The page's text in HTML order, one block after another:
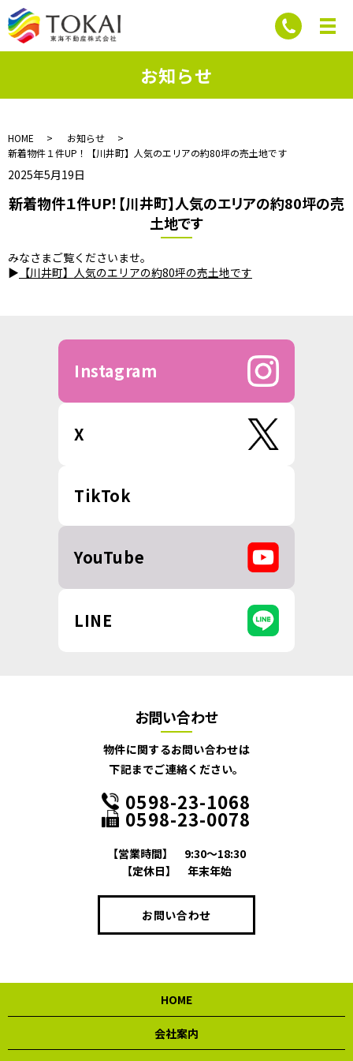
お知らせ
HOME
お知らせ
新着物件１件UP！【川井町】人気のエリアの約80坪の売土地です
2025年5月19日
新着物件１件UP！【川井町】人気のエリアの約80坪の売
土地です
みなさまご覧くださいませ。
▶ 【川井町】人気のエリアの約80坪の売土地です
Instagram
X
TikTok
YouTube
LINE
お問い合わせ
物件に関するお問い合わせは
下記までご連絡ください。
0598-23-1068
0598-23-0078
【営業時間】
9:30～18:30
【定休日】
年末年始
お問い合わせ
HOME
会社案内